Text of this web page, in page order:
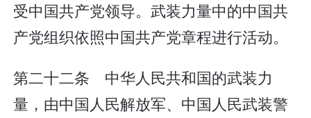
受中国共产党领导。武装力量中的中国共
产党组织依照中国共产党章程进行活动。
第二十二条 中华人民共和国的武装力
量，由中国人民解放军、中国人民武装警